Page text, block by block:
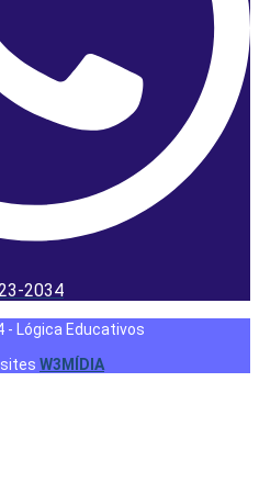
2034
- Lógica Educativos
W3MÍDIA